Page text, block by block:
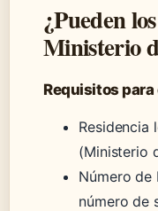
¿Pueden
Ministerio
Requisitos
Residencia
(Ministerio
Número de
número de